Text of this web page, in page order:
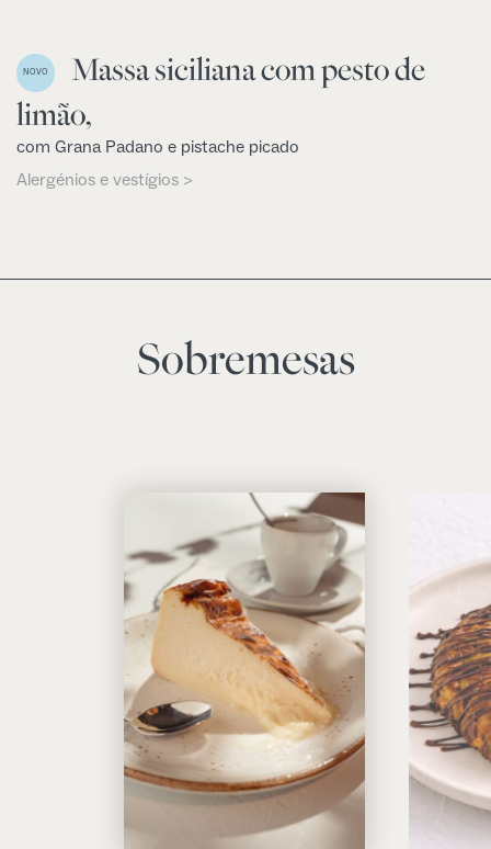
NOVO
Massa siciliana com pesto de
limão,
com Grana Padano e pistache picado
Alergénios e vestígios >
Sobremesas